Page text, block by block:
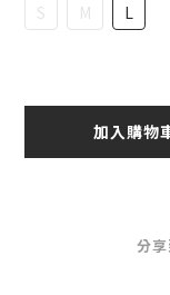
S M L
加入購物
分